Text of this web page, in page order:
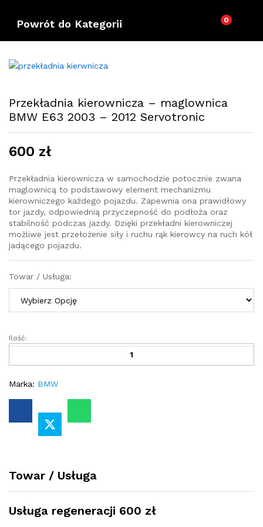
Powrót do Kategorii 0
Przekładnia kierownicza – maglownica
BMW E63 2003 – 2012 Servotronic
600 zł
Przekładnia kierownicza w samochodzie potocznie zwana
maglownicą to podstawowy element mechanizmu
kierowniczego każdego pojazdu. Zapewnia ona prawidłowy
tor jazdy, odpowiednią przyczepność do podłoża oraz
stabilność podczas jazdy. Dzięki przekładni kierowniczej
możliwe jest przełożenie siły i ruchu rąk kierowcy na ruch kół
jadącego pojazdu.
Towar / Usługa:
Przekładnia
-
maglownica
Ilość:
Marka: BMW
Towar / Usługa
Usługa regeneracji 600 zł